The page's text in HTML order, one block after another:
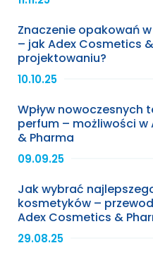
Znaczenie opakowań
– jak Adex Cosmetics
projektowaniu?
10.10.25
Wpływ
perfum – możliwości w
& Pharma
09.09.25
Jak wybrać
kosmetyków –
Adex Cosmetics &
29.08.25